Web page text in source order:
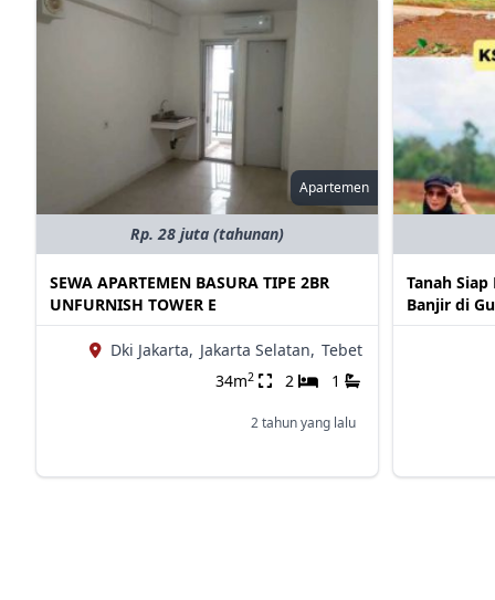
Apartemen
Rp. 28 juta (tahunan)
SEWA APARTEMEN BASURA TIPE 2BR
UNFURNISH TOWER E
Dki Jakarta, Jakarta Selatan, Tebet
34m2 2 1
2 tahun yang lalu
Tanah
Banjir di